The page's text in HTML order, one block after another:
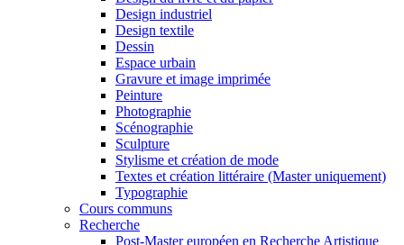
Design industriel
Design textile
Dessin
Espace urbain
Gravure et image imprimée
Peinture
Photographie
Scénographie
Sculpture
Stylisme et création de mode
Textes et création littéraire (Master uniquement)
Typographie
Cours communs
Recherche
Post-Master européen en Recherche Artistique